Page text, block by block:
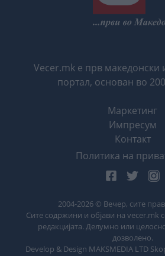
Vecer.mk е прв
портал, основан во
Маркетинг
Импресум
Контакт
Политика на
2004-2026 © Вечер, сите
Сите содржини и објави на vecer.mk
редакцијата. Делумно или
дозволено.
Develop & Design MAKSMEDIA LTD